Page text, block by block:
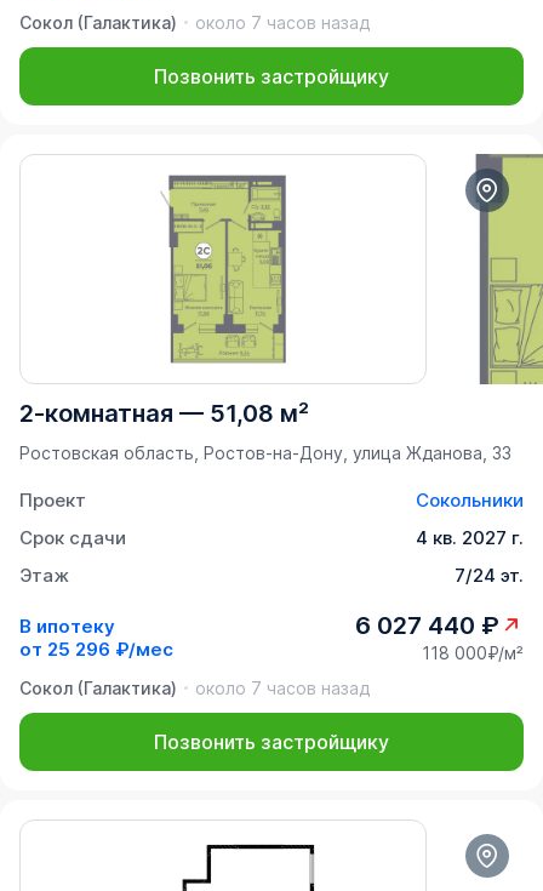
Сокол (Галактика)
около 7 часов назад
Позвонить застройщику
2-комнатная — 51,08 м²
Ростовская область, Ростов-на-Дону, улица Жданова, 33
Проект
Сокольники
Срок сдачи
4 кв. 2027 г.
Этаж
7/24 эт.
В ипотеку
от 25 296 ₽/мес
6 027 440 ₽
118 000₽/м²
Сокол (Галактика)
около 7 часов назад
Позвонить застройщику